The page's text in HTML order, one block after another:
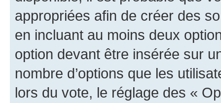
appropriées afin de créer des
en incluant au moins deux
option devant être insérée sur
nombre d’options que les
lors du vote, le réglage des «